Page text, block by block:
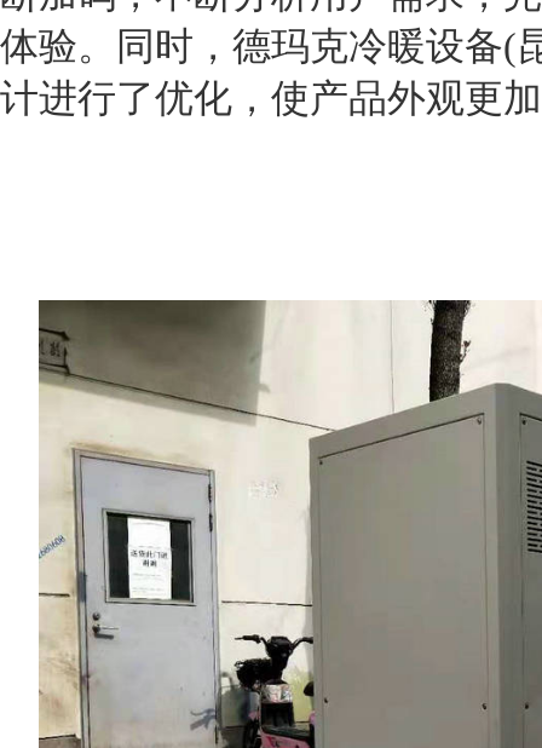
体验。同时，德玛克冷暖设备(
计进行了优化，使产品外观更